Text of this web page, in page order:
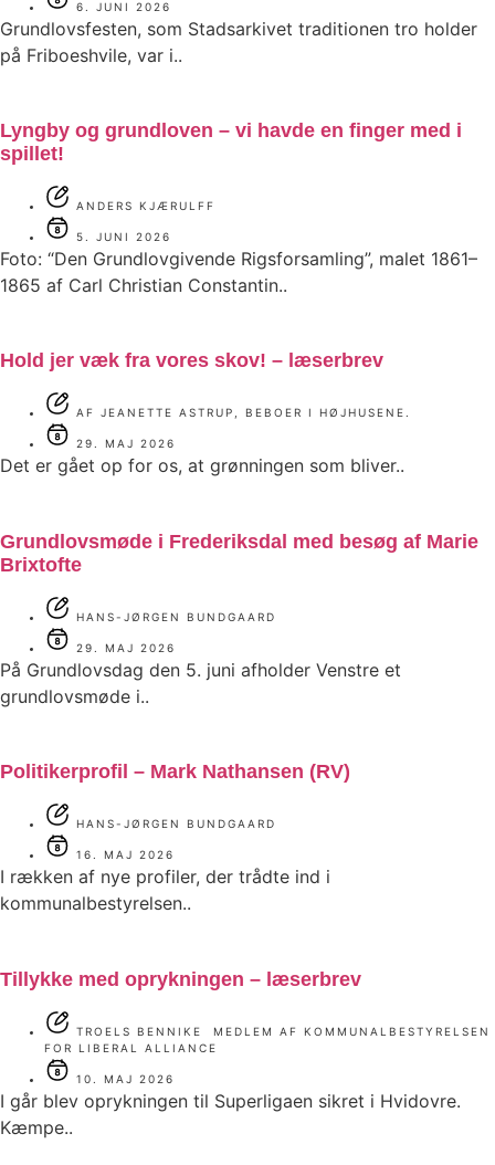
6. JUNI 2026
Grundlovsfesten, som Stadsarkivet traditionen tro holder
på Friboeshvile, var i..
Lyngby og grundloven – vi havde en finger med i
spillet!
ANDERS KJÆRULFF
5. JUNI 2026
Foto: “Den Grundlovgivende Rigsforsamling”, malet 1861–
1865 af Carl Christian Constantin..
Hold jer væk fra vores skov! – læserbrev
AF JEANETTE ASTRUP, BEBOER I HØJHUSENE.
29. MAJ 2026
Det er gået op for os, at grønningen som bliver..
Grundlovsmøde i Frederiksdal med besøg af Marie
Brixtofte
HANS-JØRGEN BUNDGAARD
29. MAJ 2026
På Grundlovsdag den 5. juni afholder Venstre et
grundlovsmøde i..
Politikerprofil – Mark Nathansen (RV)
HANS-JØRGEN BUNDGAARD
16. MAJ 2026
I rækken af nye profiler, der trådte ind i
kommunalbestyrelsen..
Tillykke med oprykningen – læserbrev
TROELS BENNIKE MEDLEM AF KOMMUNALBESTYRELSEN
FOR LIBERAL ALLIANCE
10. MAJ 2026
I går blev oprykningen til Superligaen sikret i Hvidovre.
Kæmpe..